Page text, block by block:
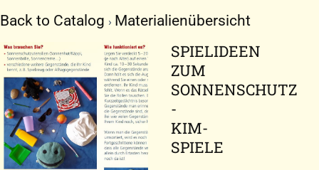
Inhalt
Back to Catalog Materialienübersicht
SPIELIDEEN
ZUM
SONNENSCHUTZ
-
KIM-
SPIELE